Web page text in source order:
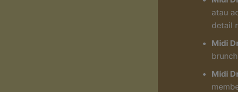
atau
detail
Midi
Midi